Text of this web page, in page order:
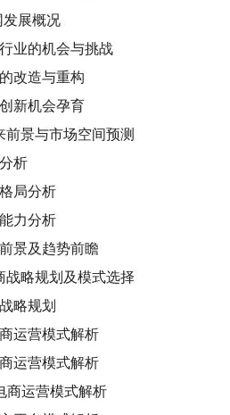
发展概况
业的机会与挑战
改造与重构
新机会孕育
景与市场空间预测
析
局分析
力分析
景及趋势前瞻
战略规划及模式选择
略规划
运营模式解析
运营模式解析
商运营模式解析